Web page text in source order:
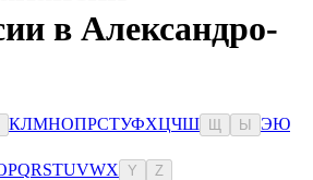
в Александро-
КЛМНОПРСТУФХЦЧШ Ы ЭЮ
PQRSTUVWX Y Z